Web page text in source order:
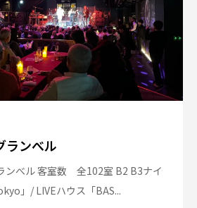
ランべル
ンべル 客室数 全102室 B2 B3ナイ
」/ LIVEハウス「BAS...